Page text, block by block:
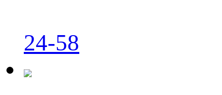
24-58